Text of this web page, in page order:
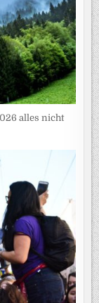
alles nicht